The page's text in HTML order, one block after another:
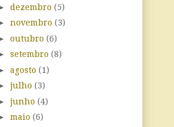
dezembro (5)
novembro (3)
outubro (6)
setembro (8)
agosto (1)
julho (3)
junho (4)
maio (6)